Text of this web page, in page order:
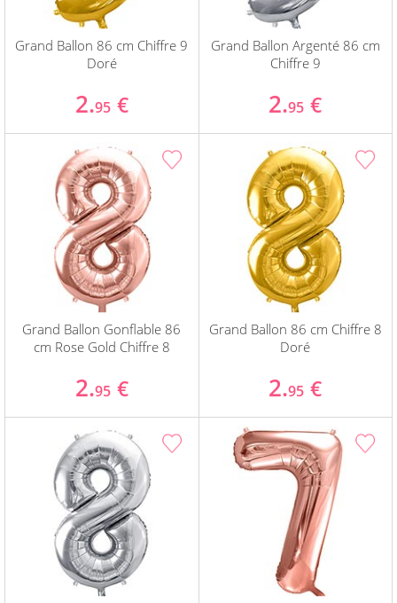
Grand Ballon 86 cm Chiffre 9
Doré
2.95 €
Grand Ballon Argenté 86 cm
Chiffre 9
2.95 €
Grand Ballon Gonflable 86
cm Rose Gold Chiffre 8
2.95 €
Grand Ballon 86 cm Chiffre 8
Doré
2.95 €